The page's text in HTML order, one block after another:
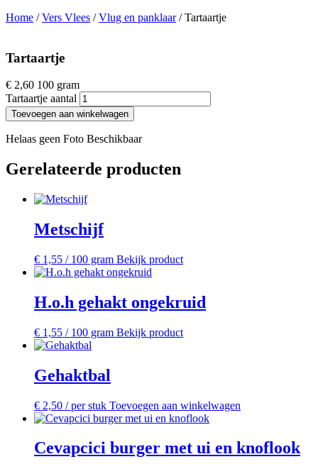
Home /Vers Vlees /Vlug en panklaar/ Tartaartje
Tartaartje
€ 2,60 100 gram
Tartaartje aantal
Toevoegen aan winkelwagen
Helaas geen Foto Beschikbaar
Gerelateerde producten
Metschijf
€ 1,55 / 100 gram Bekijk product
H.o.h gehakt ongekruid
€ 1,55 / 100 gram Bekijk product
Gehaktbal
€ 2,50 / per stuk Toevoegen aan winkelwagen
Cevapcici burger met ui en knoflook